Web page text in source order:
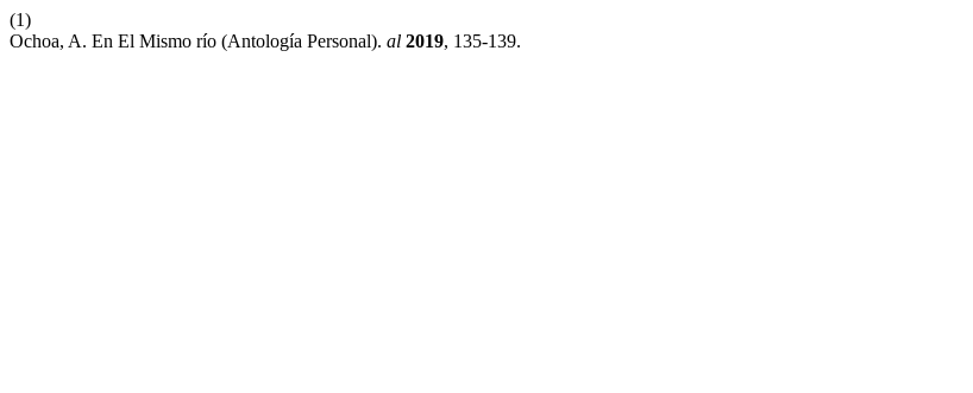
(1)
Ochoa, A. En El Mismo río (Antología Personal). al 2019, 135-139.